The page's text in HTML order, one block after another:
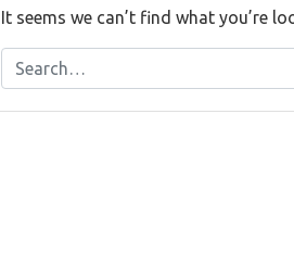
It seems we can’t find what you’re